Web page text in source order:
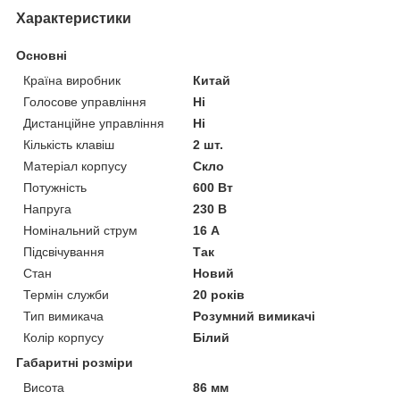
Характеристики
Основні
Країна виробник
Китай
Голосове управління
Ні
Дистанційне управління
Ні
Кількість клавіш
2 шт.
Матеріал корпусу
Скло
Потужність
600 Вт
Напруга
230 В
Номінальний струм
16 А
Підсвічування
Так
Стан
Новий
Термін служби
20 років
Тип вимикача
Розумний вимикачі
Колір корпусу
Білий
Габаритні розміри
Висота
86 мм